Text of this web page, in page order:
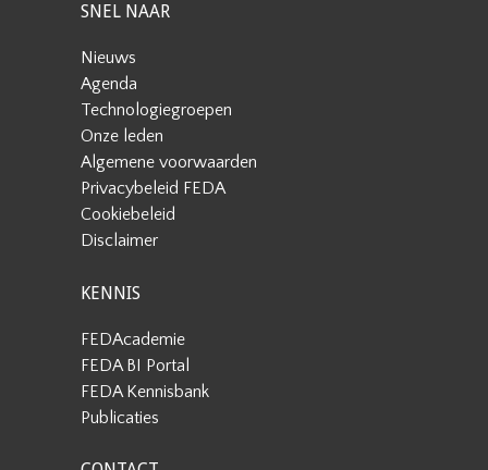
SNEL NAAR
Nieuws
Agenda
Technologiegroepen
Onze leden
Algemene voorwaarden
Privacybeleid FEDA
Cookiebeleid
Disclaimer
KENNIS
FEDAcademie
FEDA BI Portal
FEDA Kennisbank
Publicaties